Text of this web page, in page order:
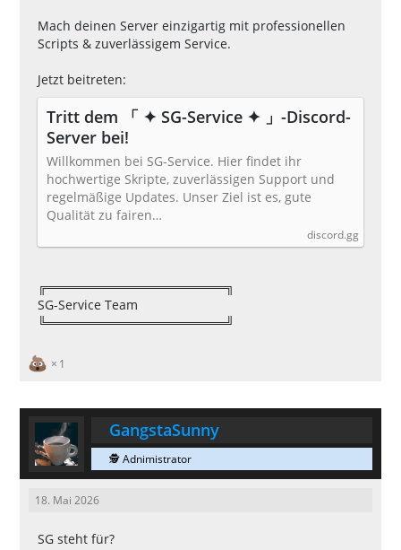
Mach deinen Server einzigartig mit professionellen
Scripts & zuverlässigem Service.
Jetzt beitreten:
Tritt dem 「 ✦ SG-Service ✦ 」-Discord-
Server bei!
Willkommen bei SG-Service. Hier findet ihr
hochwertige Skripte, zuverlässigen Support und
regelmäßige Updates. Unser Ziel ist es, gute
Qualität zu fairen…
discord.gg
╔════════════════════╗
SG-Service Team
╚════════════════════╝
1
GangstaSunny
🕵 Adnimistrator
18. Mai 2026
SG steht für?